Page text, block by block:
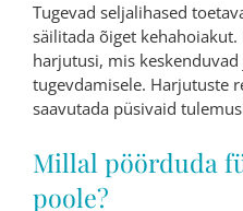
Tugevad seljalihased
säilitada õiget
harjutusi, mis
tugevdamisele. Harjutuste
saavutada püsivaid
Millal pöörduda
poole?